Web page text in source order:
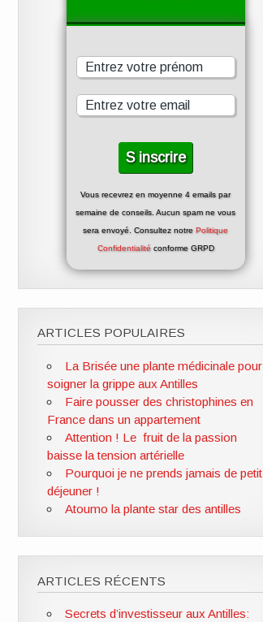
Vous recevrez en moyenne 4 emails par
semaine de conseils. Aucun spam ne vous
sera envoyé. Consultez notrePolitique
Confidentialitéconforme GRPD
ARTICLES POPULAIRES
La Brisée une plante médicinale pour
soigner la grippe aux Antilles
Faire pousser des christophines en
France dans un appartement
Attention ! Le fruit de la passion
baisse la tension artérielle
Pourquoi je ne prends jamais de petit
déjeuner !
Atoumo la plante star des antilles
ARTICLES RÉCENTS
Secrets d’investisseur aux Antilles: